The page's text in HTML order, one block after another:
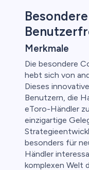
Merkmale
Die besondere
hebt sich von
Dieses
Benutzern, die
eToro-Händler
einzigartige
besonders für
Händler
komplexen Welt